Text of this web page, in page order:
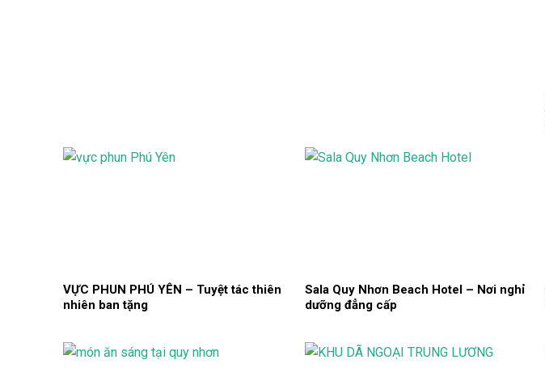
VỰC PHUN PHÚ YÊN – Tuyệt tác thiên
nhiên ban tặng
Sala Quy Nhơn Beach Hotel – Nơi nghỉ
dưỡng đẳng cấp